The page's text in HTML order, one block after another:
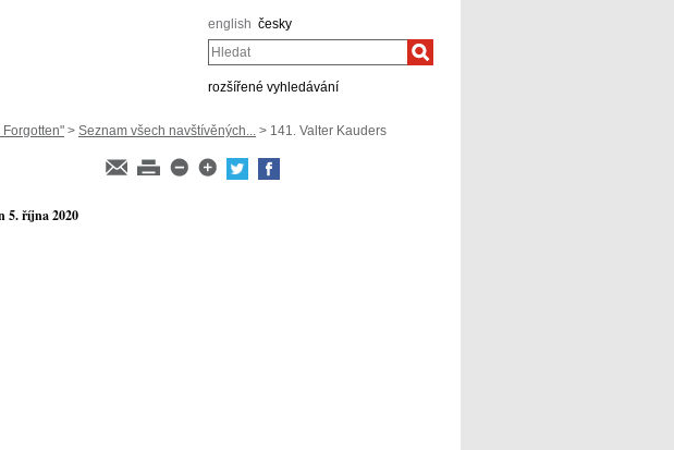
english česky
Hledat
rozšířené vyhledávání
Forgotten" > Seznam všech navštívěných... > 141. Valter Kauders
5. října 2020